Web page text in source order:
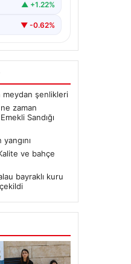
▲ +1.22%
▼ -0.62%
meydan şenlikleri
zaman
Sandığı
ve bahçe
bayraklı kuru